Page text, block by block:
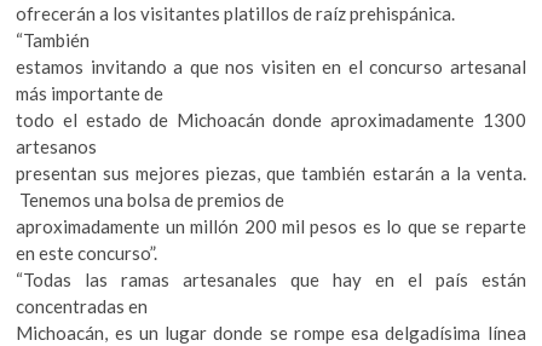
ofrecerán a los visitantes platillos de raíz prehispánica.
“También
estamos invitando a que nos visiten en el concurso artesanal
más importante de
todo el estado de Michoacán donde aproximadamente 1300
artesanos
presentan sus mejores piezas, que también estarán a la venta.
Tenemos una bolsa de premios de
aproximadamente un millón 200 mil pesos es lo que se reparte
en este concurso”.
“Todas las ramas artesanales que hay en el país están
concentradas en
Michoacán, es un lugar donde se rompe esa delgadísima línea